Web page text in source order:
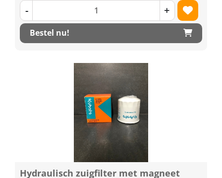
- +
Bestel nu!
Hydraulisch zuigfilter met magneet